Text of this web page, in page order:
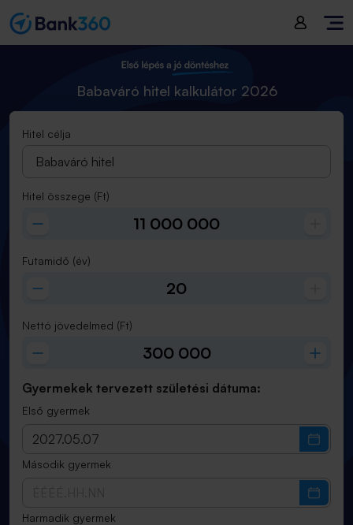
Babaváró hitel kalkulátor 2026
Hitel célja
Babaváró hitel
Hitel összege (Ft)
Futamidő (év)
Nettó jövedelmed (Ft)
Gyermekek tervezett születési dátuma:
Első gyermek
Második gyermek
Harmadik gyermek
Hitel összege(Ft):11 000 000